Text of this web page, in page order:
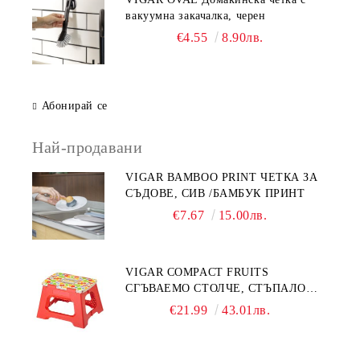
вакуумна закачалка, черен
€4.55 8.90лв.
Абонирай се
Най-продавани
VIGAR BAMBOO PRINT ЧЕТКА ЗА
СЪДОВЕ, СИВ /БАМБУК ПРИНТ
€7.67 15.00лв.
VIGAR COMPACT FRUITS
СГЪВАЕМО СТОЛЧЕ, СТЪПАЛО
23СМ, ПЛОДОВЕ
€21.99 43.01лв.